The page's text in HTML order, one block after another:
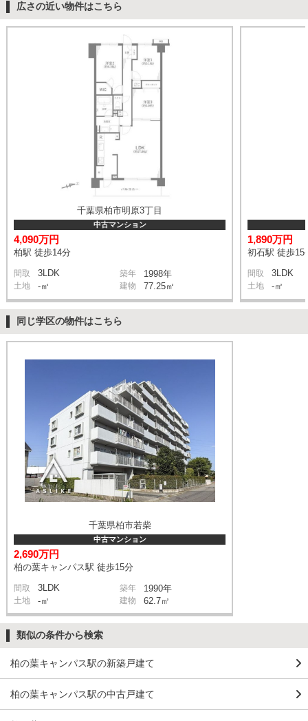
広さの近い物件はこちら
千葉県柏市明原3丁目
中古マンション
4,090万円
柏駅 徒歩14分
間取 3LDK 築年 1998年
土地 -㎡ 建物 77.25㎡
1,890万円
初石駅 徒歩15
間取 3LDK
土地 -㎡
同じ学区の物件はこちら
千葉県柏市若柴
中古マンション
2,690万円
柏の葉キャンパス駅 徒歩15分
間取 3LDK 築年 1990年
土地 -㎡ 建物 62.7㎡
類似の条件から検索
柏の葉キャンパス駅の新築戸建て
柏の葉キャンパス駅の中古戸建て